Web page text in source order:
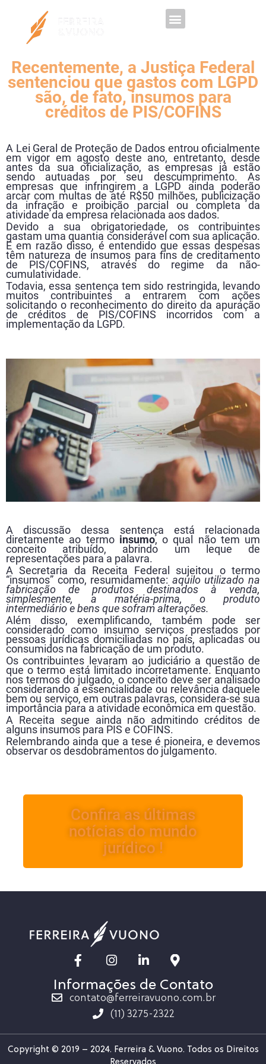
Recentemente, a Justiça Federal
sentenciou que gastos com LGPD
são, de fato, insumos para
créditos de PIS/COFINS
A Lei Geral de Proteção de Dados entrou oficialmente
em vigor em agosto deste ano, entretanto, desde
antes da sua oficialização, as empresas já estão
sendo autuadas por seu descumprimento. As
empresas que infringirem a LGPD ainda poderão
arcar com multas de até R$50 milhões, publicização
da infração e proibição parcial ou completa da
atividade da empresa relacionada aos dados.
Devido a sua obrigatoriedade, os contribuintes
gastam uma quantia considerável com sua aplicação.
E em razão disso, é entendido que essas despesas
têm natureza de insumos para fins de creditamento
de PIS/COFINS, através do regime da não-
cumulatividade.
Todavia, essa sentença tem sido restringida, levando
muitos contribuintes a entrarem com ações
solicitando o reconhecimento do direito da apuração
de créditos de PIS/COFINS incorridos com a
implementação da LGPD.
A discussão dessa sentença está relacionada
diretamente ao termo insumo, o qual não tem um
conceito atribuído, abrindo um leque de
representações para a palavra.
A Secretaria da Receita Federal sujeitou o termo
“insumos” como, resumidamente: aquilo utilizado na
fabricação de produtos destinados à venda,
simplesmente, a matéria-prima, o produto
intermediário e bens que sofram alterações.
Além disso, exemplificando, também pode ser
considerado como insumo serviços prestados por
pessoas jurídicas domiciliadas no país, aplicadas ou
consumidos na fabricação de um produto.
Os contribuintes levaram ao judiciário a questão de
que o termo está limitado incorretamente. Enquanto
nos termos do julgado, o conceito deve ser analisado
considerando a essencialidade ou relevância daquele
bem ou serviço, em outras palavras, considera-se sua
importância para a atividade econômica em questão.
A Receita segue ainda não admitindo créditos de
alguns insumos para PIS e COFINS.
Relembrando ainda que a tese é pioneira, e devemos
observar os desdobramentos do julgamento.
Confira as últimas
notícias do mundo
jurídico !
Informações de Contato
contato@ferreiravuono.com.br
(11) 3275-2322
Copyright © 2019 – 2024. Ferreira & Vuono. Todos os Direitos